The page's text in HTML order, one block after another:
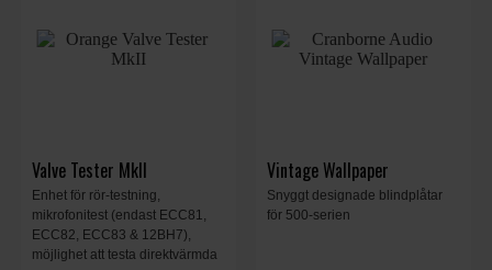
Valve Tester MkII
Enhet för rör-testning,
mikrofonitest (endast ECC81,
ECC82, ECC83 & 12BH7),
möjlighet att testa direktvärmda
Vintage Wallpaper
Snyggt designade blindplåtar
för 500-serien